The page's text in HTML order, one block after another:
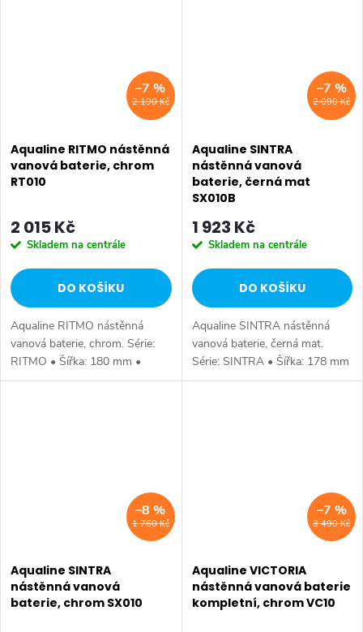
2 190 Kč
–7 %
Aqualine RITMO nástěnná
vanová baterie, chrom
RT010
2 015 Kč
Skladem na centrále
DO KOŠÍKU
Aqualine RITMO nástěnná
vanová baterie, chrom. Série:
RITMO • Šířka: 180 mm •
Barva: Chrom • Materiál: Mosaz
2 090 Kč
–7 %
Aqualine SINTRA
nástěnná vanová
baterie, černá mat
SX010B
1 923 Kč
Skladem na centrále
DO KOŠÍKU
Aqualine SINTRA nástěnná
vanová baterie, černá mat.
Série: SINTRA • Šířka: 178 mm
• Výška: 117 mm • Hloubka:
1 760 Kč
–8 %
Aqualine SINTRA
nástěnná vanová
baterie, chrom SX010
3 490 Kč
–7 %
Aqualine VICTORIA
nástěnná vanová baterie
kompletní, chrom VC10